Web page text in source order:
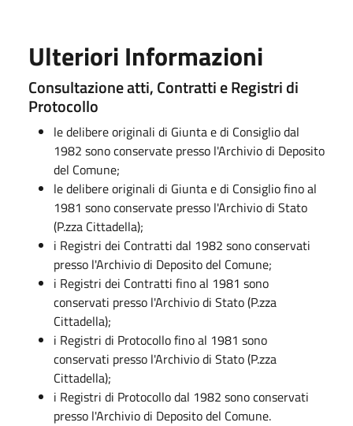
Ulteriori Informazioni
Consultazione atti, Contratti e Registri di
Protocollo
le delibere originali di Giunta e di Consiglio dal
1982 sono conservate presso l'Archivio di Deposito
del Comune;
le delibere originali di Giunta e di Consiglio fino al
1981 sono conservate presso l'Archivio di Stato
(P.zza Cittadella);
i Registri dei Contratti dal 1982 sono conservati
presso l'Archivio di Deposito del Comune;
i Registri dei Contratti fino al 1981 sono
conservati presso l'Archivio di Stato (P.zza
Cittadella);
i Registri di Protocollo fino al 1981 sono
conservati presso l'Archivio di Stato (P.zza
Cittadella);
i Registri di Protocollo dal 1982 sono conservati
presso l'Archivio di Deposito del Comune.